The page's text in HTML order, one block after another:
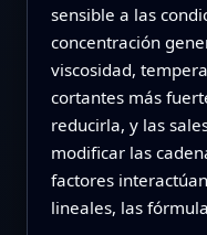
sensible a las
concentración
viscosidad,
cortantes más
reducirla, y las
modificar las
factores
lineales, las